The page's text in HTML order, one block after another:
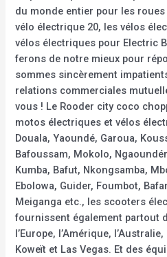
du monde entier pour les
vélo électrique 20, les vélos
vélos électriques pour Electric
ferons de notre mieux pour
sommes sincèrement
relations commerciales
vous ! Le Rooder city coco
motos électriques et vélos
Douala, Yaoundé, Garoua,
Bafoussam, Mokolo,
Kumba, Bafut, Nkongsamba,
Ebolowa, Guider, Foumbot,
Meiganga etc., les scooters
fournissent également partout
l’Europe, l’Amérique,
Koweït et Las Vegas. Et des